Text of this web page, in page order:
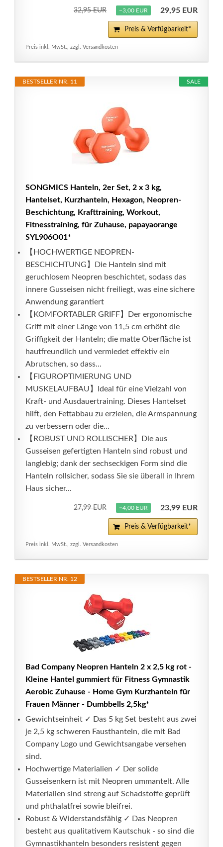
32,95 EUR −3,00 EUR 29,95 EUR
Preis & Verfügbarkeit*
Preis inkl. MwSt., zzgl. Versandkosten
SALE
BESTSELLER NR. 11
SONGMICS Hanteln, 2er Set, 2 x 3 kg,
Hantelset, Kurzhanteln, Hexagon, Neopren-
Beschichtung, Krafttraining, Workout,
Fitnesstraining, für Zuhause, papayaorange
SYL906O01*
【HOCHWERTIGE NEOPREN-
BESCHICHTUNG】Die Hanteln sind mit
geruchlosem Neopren beschichtet, sodass das
innere Gusseisen nicht freiliegt, was eine sichere
Anwendung garantiert
【KOMFORTABLER GRIFF】Der ergonomische
Griff mit einer Länge von 11,5 cm erhöht die
Griffigkeit der Hanteln; die matte Oberfläche ist
hautfreundlich und vermiedet effektiv ein
Abrutschen, so dass...
【FIGUROPTIMIERUNG UND
MUSKELAUFBAU】Ideal für eine Vielzahl von
Kraft- und Ausdauertraining. Dieses Hantelset
hilft, den Fettabbau zu erzielen, die Armspannung
zu verbessern oder die...
【ROBUST UND ROLLISCHER】Die aus
Gusseisen gefertigten Hanteln sind robust und
langlebig; dank der sechseckigen Form sind die
Hanteln rollsicher, sodass Sie sie überall in Ihrem
Haus sicher...
27,99 EUR −4,00 EUR 23,99 EUR
Preis & Verfügbarkeit*
Preis inkl. MwSt., zzgl. Versandkosten
BESTSELLER NR. 12
Bad Company Neopren Hanteln 2 x 2,5 kg rot -
Kleine Hantel gummiert für Fitness Gymnastik
Aerobic Zuhause - Home Gym Kurzhanteln für
Frauen Männer - Dumbbells 2,5kg*
Gewichtseinheit ✓ Das 5 kg Set besteht aus zwei
je 2,5 kg schweren Fausthanteln, die mit Bad
Company Logo und Gewichtsangabe versehen
sind.
Hochwertige Materialien ✓ Der solide
Gusseisenkern ist mit Neopren ummantelt. Alle
Materialien sind streng auf Schadstoffe geprüft
und phthalatfrei sowie bleifrei.
Robust & Widerstandsfähig ✓ Das Neopren
besteht aus qualitativem Kautschuk - so sind die
Gymnastikhanteln besonders resistent gegen